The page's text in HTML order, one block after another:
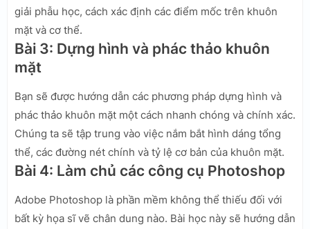
giải phẫu học, cách xác định các điểm mốc trên khuôn
mặt và cơ thể.
Bài 3: Dựng hình và phác thảo khuôn
mặt
Bạn sẽ được hướng dẫn các phương pháp dựng hình và
phác thảo khuôn mặt một cách nhanh chóng và chính xác.
Chúng ta sẽ tập trung vào việc nắm bắt hình dáng tổng
thể, các đường nét chính và tỷ lệ cơ bản của khuôn mặt.
Bài 4: Làm chủ các công cụ Photoshop
Adobe Photoshop là phần mềm không thể thiếu đối với
bất kỳ họa sĩ vẽ chân dung nào. Bài học này sẽ hướng dẫn